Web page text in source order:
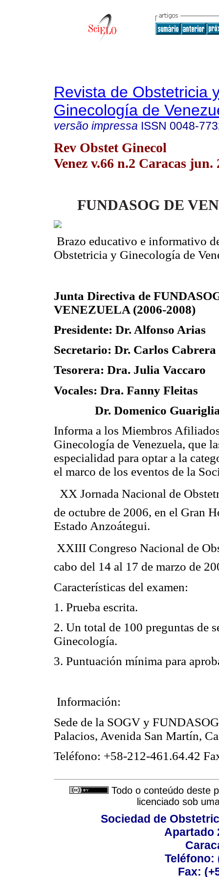
Revista de Obstetricia
Ginecología de
versão impressa ISSN 0048-
Rev Obstet Ginecol
Venez v.66 n.2 Caracas jun.
FUNDASOG DE
Brazo educativo e informativo
Obstetricia y Ginecología de
Junta Directiva de
VENEZUELA (2006-2008)
Presidente: Dr. Alfonso Arias
Secretario: Dr. Carlos
Tesorera: Dra. Julia Vaccaro
Vocales: Dra. Fanny Fleitas
Dr. Domenico
Informa a los Miembros
Ginecología de Venezuela, que
especialidad para optar a la
el marco de los eventos de la
 XX Jornada Nacional de
de octubre de 2006, en el Gran
Estado Anzoátegui.
 XXIII Congreso Nacional de
cabo del 14 al 17 de marzo de
Características del examen:
1. Prueba escrita.
2. Un total de 100 preguntas de
Ginecología.
3. Puntuación mínima para
Información:
Sede de la SOGV y
Palacios, Avenida San Martín,
Teléfono: +58-212-461.64.42
Todo o conteúdo deste
licenciado sob
Sociedad de
Apartado
Teléfono:
Fax: